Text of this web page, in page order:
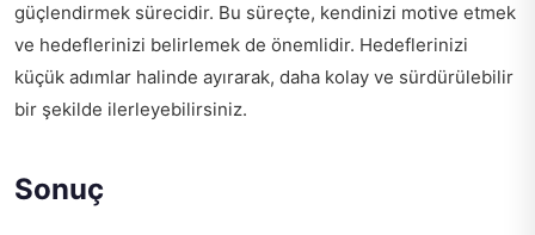
güçlendirmek sürecidir. Bu süreçte, kendinizi motive etmek
ve hedeflerinizi belirlemek de önemlidir. Hedeflerinizi
küçük adımlar halinde ayırarak, daha kolay ve sürdürülebilir
bir şekilde ilerleyebilirsiniz.
Sonuç